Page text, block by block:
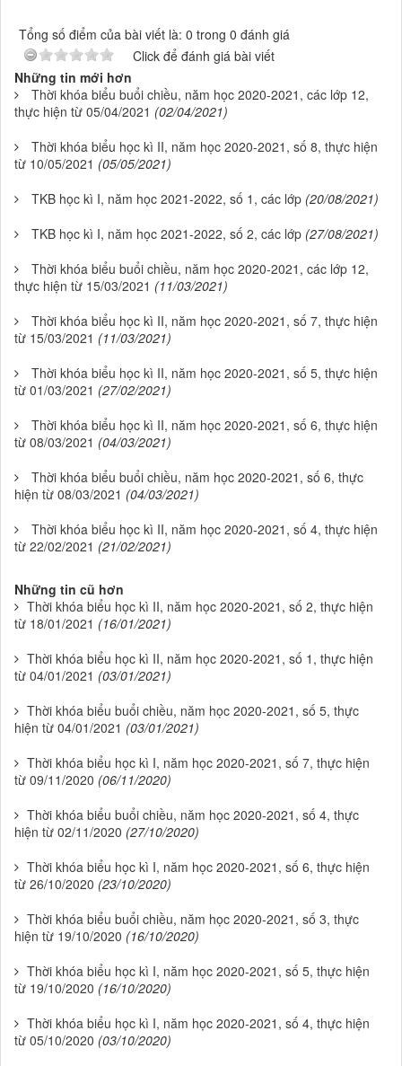
Tổng số điểm của bài viết là: 0 trong 0 đánh giá
Click để đánh giá bài viết
Những tin mới hơn
Thời khóa biểu buổi chiều, năm học 2020-2021, các lớp 12,
thực hiện từ 05/04/2021 (02/04/2021)
Thời khóa biểu học kì II, năm học 2020-2021, số 8, thực hiện
từ 10/05/2021 (05/05/2021)
TKB học kì I, năm học 2021-2022, số 1, các lớp (20/08/2021)
TKB học kì I, năm học 2021-2022, số 2, các lớp (27/08/2021)
Thời khóa biểu buổi chiều, năm học 2020-2021, các lớp 12,
thực hiện từ 15/03/2021 (11/03/2021)
Thời khóa biểu học kì II, năm học 2020-2021, số 7, thực hiện
từ 15/03/2021 (11/03/2021)
Thời khóa biểu học kì II, năm học 2020-2021, số 5, thực hiện
từ 01/03/2021 (27/02/2021)
Thời khóa biểu học kì II, năm học 2020-2021, số 6, thực hiện
từ 08/03/2021 (04/03/2021)
Thời khóa biểu buổi chiều, năm học 2020-2021, số 6, thực
hiện từ 08/03/2021 (04/03/2021)
Thời khóa biểu học kì II, năm học 2020-2021, số 4, thực hiện
từ 22/02/2021 (21/02/2021)
Những tin cũ hơn
Thời khóa biểu học kì II, năm học 2020-2021, số 2, thực hiện
từ 18/01/2021 (16/01/2021)
Thời khóa biểu học kì II, năm học 2020-2021, số 1, thực hiện
từ 04/01/2021 (03/01/2021)
Thời khóa biểu buổi chiều, năm học 2020-2021, số 5, thực
hiện từ 04/01/2021 (03/01/2021)
Thời khóa biểu học kì I, năm học 2020-2021, số 7, thực hiện
từ 09/11/2020 (06/11/2020)
Thời khóa biểu buổi chiều, năm học 2020-2021, số 4, thực
hiện từ 02/11/2020 (27/10/2020)
Thời khóa biểu học kì I, năm học 2020-2021, số 6, thực hiện
từ 26/10/2020 (23/10/2020)
Thời khóa biểu buổi chiều, năm học 2020-2021, số 3, thực
hiện từ 19/10/2020 (16/10/2020)
Thời khóa biểu học kì I, năm học 2020-2021, số 5, thực hiện
từ 19/10/2020 (16/10/2020)
Thời khóa biểu học kì I, năm học 2020-2021, số 4, thực hiện
từ 05/10/2020 (03/10/2020)